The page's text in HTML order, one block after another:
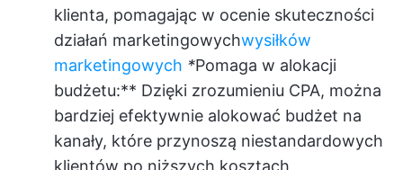
klienta, pomagając w ocenie skuteczności
działań marketingowychwysiłków
marketingowych *Pomaga w alokacji
budżetu:** Dzięki zrozumieniu CPA, można
bardziej efektywnie alokować budżet na
kanały, które przynoszą niestandardowych
klientów po niższych kosztach